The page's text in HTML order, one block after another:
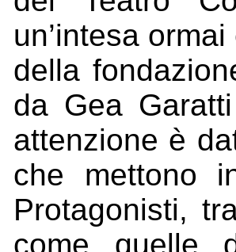
un’intesa
della
da Gea
attenzione è
che mettono
Protagonisti,
come quelle